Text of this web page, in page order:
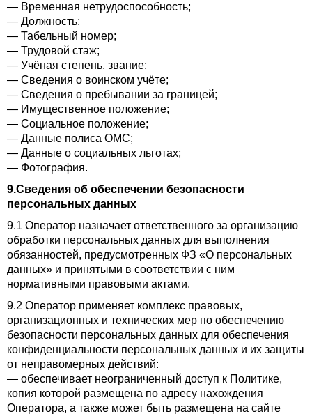
— Временная нетрудоспособность;
— Должность;
— Табельный номер;
— Трудовой стаж;
— Учёная степень, звание;
— Сведения о воинском учёте;
— Сведения о пребывании за границей;
— Имущественное положение;
— Социальное положение;
— Данные полиса ОМС;
— Данные о социальных льготах;
— Фотография.
9.Сведения об обеспечении безопасности
персональных данных
9.1 Оператор назначает ответственного за организацию
обработки персональных данных для выполнения
обязанностей, предусмотренных ФЗ «О персональных
данных» и принятыми в соответствии с ним
нормативными правовыми актами.
9.2 Оператор применяет комплекс правовых,
организационных и технических мер по обеспечению
безопасности персональных данных для обеспечения
конфиденциальности персональных данных и их защиты
от неправомерных действий:
— обеспечивает неограниченный доступ к Политике,
копия которой размещена по адресу нахождения
Оператора, а также может быть размещена на сайте